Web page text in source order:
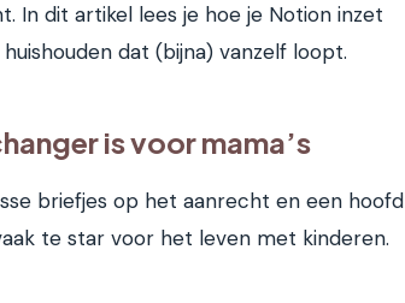
In dit artikel lees je hoe je Notion inzet
dat (bijna) vanzelf loopt.
is voor mama’s
briefjes op het aanrecht en een hoofd
te star voor het leven met kinderen.